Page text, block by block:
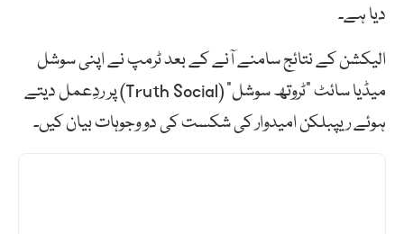
دیا ہے۔
الیکشن کے نتائج سامنے آنے کے بعد ٹرمپ نے اپنی سوشل
میڈیا سائٹ “ٹروتھ سوشل” (Truth Social) پر ردِعمل دیتے
ہوئے ریپبلکن امیدوار کی شکست کی دو وجوہات بیان کیں۔